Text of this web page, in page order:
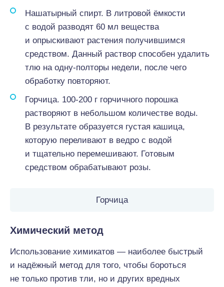
Нашатырный спирт. В литровой ёмкости
с водой разводят 60 мл вещества
и опрыскивают растения получившимся
средством. Данный раствор способен удалить
тлю на одну-полторы недели, после чего
обработку повторяют.
Горчица. 100-200 г горчичного порошка
растворяют в небольшом количестве воды.
В результате образуется густая кашица,
которую переливают в ведро с водой
и тщательно перемешивают. Готовым
средством обрабатывают розы.
Горчица
Химический метод
Использование химикатов — наиболее быстрый
и надёжный метод для того, чтобы бороться
не только против тли, но и других вредных